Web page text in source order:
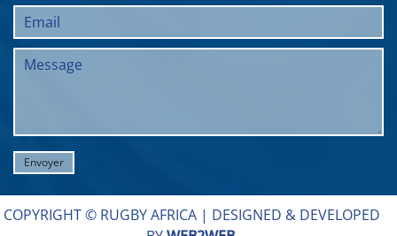
COPYRIGHT © RUGBY AFRICA | DESIGNED & DEVELOPED